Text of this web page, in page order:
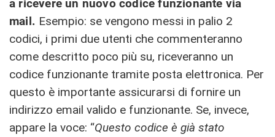
a ricevere un nuovo codice funzionante via
mail. Esempio: se vengono messi in palio 2
codici, i primi due utenti che commenteranno
come descritto poco più su, riceveranno un
codice funzionante tramite posta elettronica. Per
questo è importante assicurarsi di fornire un
indirizzo email valido e funzionante. Se, invece,
appare la voce: “Questo codice è già stato